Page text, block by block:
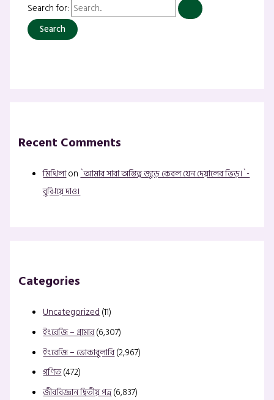
Search for:
Recent Comments
মিথিলাon`আমার সারা অস্তিত্ব জুড়ে কেবল যেন দেয়ালের ভিড়।`-
বুঝিয়ে দাও।
Categories
Uncategorized(11)
ইংরেজি – গ্রামার(6,307)
ইংরেজি – ভোকাবুলারি(2,967)
গণিত(472)
জীববিজ্ঞান দ্বিতীয় পত্র(6,837)